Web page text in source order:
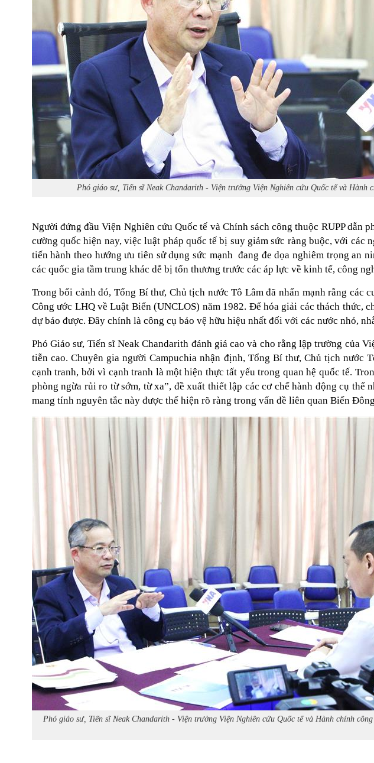
Phó giáo sư, Tiến sĩ Neak Chandarith - Viện trưởng Viện Nghiên cứu Quốc tế và
Người đứng đầu Viện Nghiên cứu Quốc tế và Chính sách công thuộc RUPP dẫn
cường quốc hiện nay, việc luật pháp quốc tế bị suy giảm sức ràng buộc, với
tiến hành theo hướng ưu tiên sử dụng sức mạnh đang đe dọa nghiêm trọng an
các quốc gia tầm trung khác dễ bị tổn thương trước các áp lực về kinh tế, công
Trong bối cảnh đó, Tổng Bí thư, Chủ tịch nước Tô Lâm đã nhấn mạnh rằng
Công ước LHQ về Luật Biển (UNCLOS) năm 1982. Để hóa giải các thách
dự báo được. Đây chính là công cụ bảo vệ hữu hiệu nhất đối với các nước nhỏ,
Phó Giáo sư, Tiến sĩ Neak Chandarith đánh giá cao và cho rằng lập trường của
tiễn cao. Chuyên gia người Campuchia nhận định, Tổng Bí thư, Chủ tịch
cạnh tranh, bởi vì cạnh tranh là một hiện thực tất yếu trong quan hệ quốc tế.
phòng ngừa rủi ro từ sớm, từ xa”, đề xuất thiết lập các cơ chế hành động cụ
mang tính nguyên tắc này được thể hiện rõ ràng trong vấn đề liên quan Biển
Phó giáo sư, Tiến sĩ Neak Chandarith - Viện trưởng Viện Nghiên cứu Quốc tế và Hành chính